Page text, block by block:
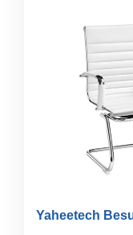
Yaheetech